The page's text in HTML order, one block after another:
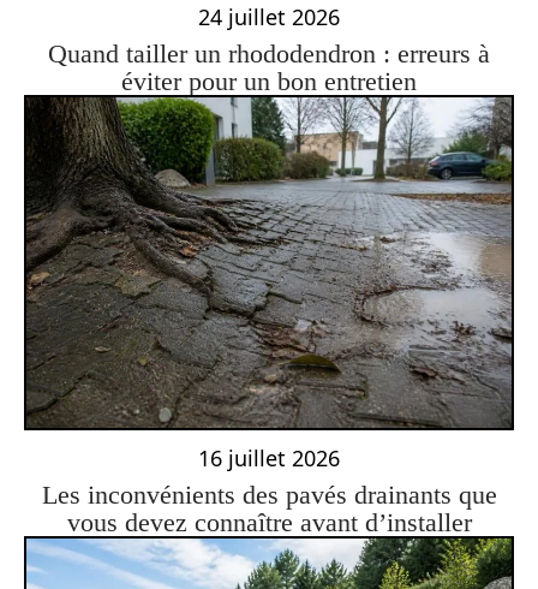
24 juillet 2026
Quand tailler un rhododendron : erreurs à
éviter pour un bon entretien
16 juillet 2026
Les inconvénients des pavés drainants que
vous devez connaître avant d’installer